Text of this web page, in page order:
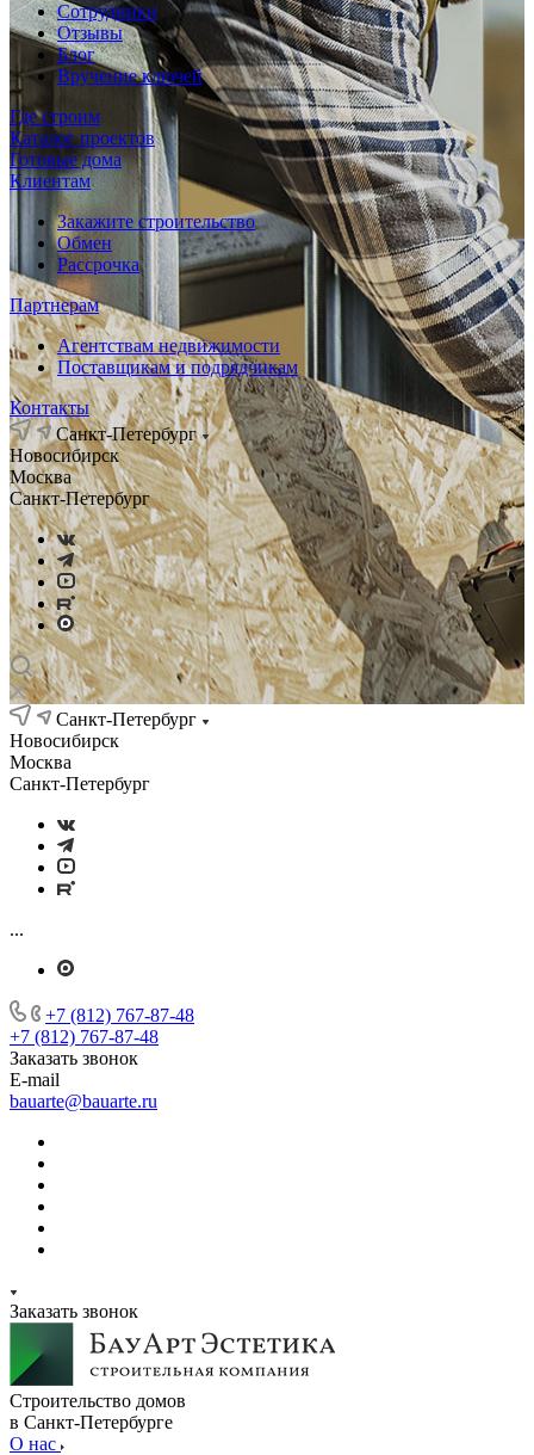
Сотрудники
Отзывы
Блог
Вручение ключей
Где строим
Каталог проектов
Готовые дома
Клиентам
Закажите строительство
Обмен
Рассрочка
Партнерам
Агентствам недвижимости
Поставщикам и подрядчикам
Контакты
Санкт-Петербург
Новосибирск
Москва
Санкт-Петербург
Санкт-Петербург
Новосибирск
Москва
Санкт-Петербург
...
+7 (812) 767-87-48
+7 (812) 767-87-48
Заказать звонок
E-mail
bauarte@bauarte.ru
Заказать звонок
Строительство домов
в Санкт-Петербурге
О нас